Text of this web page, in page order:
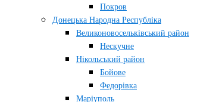
Покров
Донецька Народна Республіка
Великоновосельківський район
Нескучне
Нікольський район
Бойове
Федорівка
Маріуполь